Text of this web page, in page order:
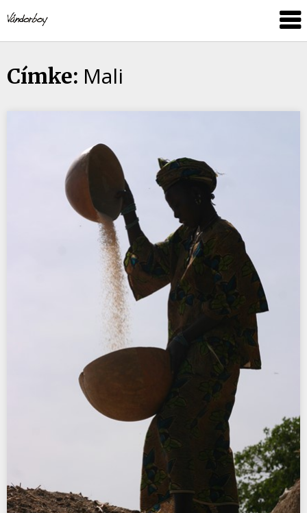
to
content
Címke: Mali